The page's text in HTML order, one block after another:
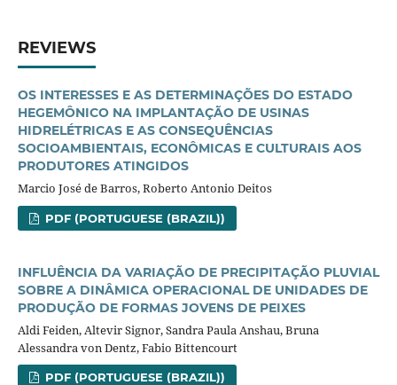
REVIEWS
OS INTERESSES E AS DETERMINAÇÕES DO ESTADO
HEGEMÔNICO NA IMPLANTAÇÃO DE USINAS
HIDRELÉTRICAS E AS CONSEQUÊNCIAS
SOCIOAMBIENTAIS, ECONÔMICAS E CULTURAIS AOS
PRODUTORES ATINGIDOS
Marcio José de Barros, Roberto Antonio Deitos
PDF (PORTUGUESE (BRAZIL))
INFLUÊNCIA DA VARIAÇÃO DE PRECIPITAÇÃO PLUVIAL
SOBRE A DINÂMICA OPERACIONAL DE UNIDADES DE
PRODUÇÃO DE FORMAS JOVENS DE PEIXES
Aldi Feiden, Altevir Signor, Sandra Paula Anshau, Bruna
Alessandra von Dentz, Fabio Bittencourt
PDF (PORTUGUESE (BRAZIL))